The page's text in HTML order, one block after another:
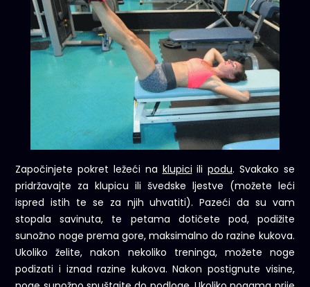
Započinjete pokret ležeći na klupici ilipodu. Svakako se
pridržavajte za klupicu ili švedske ljestve (možete leći
ispred istih te se za njih uhvatiti). Pazeći da su vam
stopala savinuta, te petama dotičete pod, podižite
sunožno noge prema gore, maksimalno do razine kukova.
Ukoliko želite, nakon nekoliko treninga, možete noge
podizati i iznad razine kukova. Nakon postignute visine,